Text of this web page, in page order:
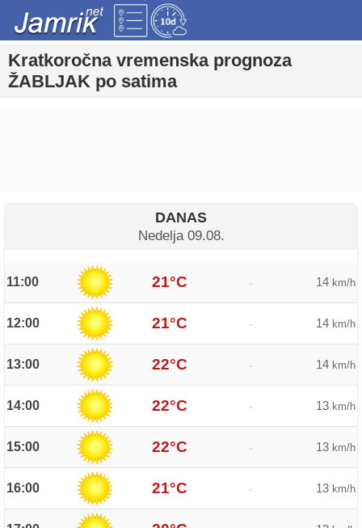
Kratkoročna vremenska prognoza
ŽABLJAK po satima
DANAS
Nedelja 09.08.
11:00 21°C - 14 km/h
12:00 21°C - 14 km/h
13:00 22°C - 14 km/h
14:00 22°C - 13 km/h
15:00 22°C - 13 km/h
16:00 21°C - 13 km/h